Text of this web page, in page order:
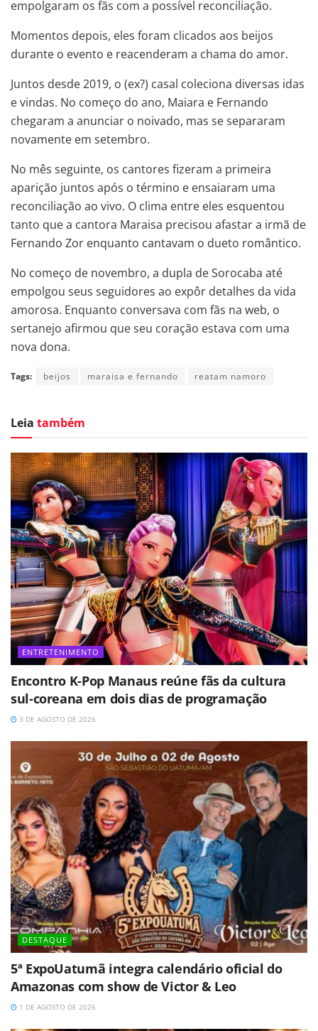
empolgaram os fãs com a possível reconciliação.
Momentos depois, eles foram clicados aos beijos
durante o evento e reacenderam a chama do amor.
Juntos desde 2019, o (ex?) casal coleciona diversas idas
e vindas. No começo do ano, Maiara e Fernando
chegaram a anunciar o noivado, mas se separaram
novamente em setembro.
No mês seguinte, os cantores fizeram a primeira
aparição juntos após o término e ensaiaram uma
reconciliação ao vivo. O clima entre eles esquentou
tanto que a cantora Maraisa precisou afastar a irmã de
Fernando Zor enquanto cantavam o dueto romântico.
No começo de novembro, a dupla de Sorocaba até
empolgou seus seguidores ao expôr detalhes da vida
amorosa. Enquanto conversava com fãs na web, o
sertanejo afirmou que seu coração estava com uma
nova dona.
Tags: beijos maraisa e fernando reatam namoro
Leia também
ENTRETENIMENTO
Encontro K-Pop Manaus reúne fãs da cultura
sul-coreana em dois dias de programação
3 DE AGOSTO DE 2026
DESTAQUE
5ª ExpoUatumã integra calendário oficial do
Amazonas com show de Victor & Leo
1 DE AGOSTO DE 2026